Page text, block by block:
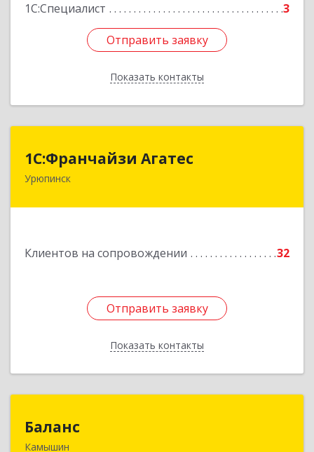
1С:Специалист
3
Отправить заявку
Показать контакты
Отправить заявку
Назад
1С:Франчайзи Агатес
Урюпинск
Клиентов на сопровождении 32
Отправить заявку
Показать контакты
403113, Волгоградская обл, Урюпинск г, Ленина
Отправить заявку
Назад
Баланс
Камышин